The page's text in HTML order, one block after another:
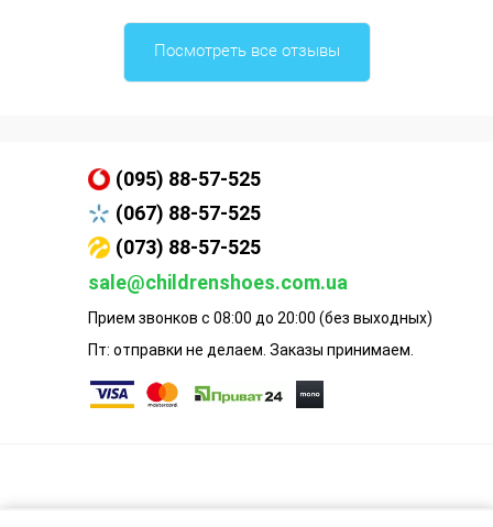
Посмотреть все отзывы
(095) 88-57-525
(067) 88-57-525
(073) 88-57-525
sale@childrenshoes.com.ua
Прием звонков с 08:00 до 20:00 (без выходных)
Пт: отправки не делаем. Заказы принимаем.